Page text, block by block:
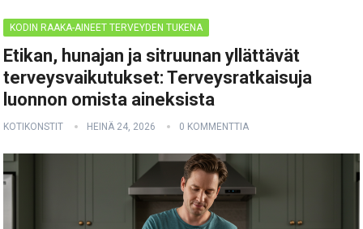
KODIN RAAKA-AINEET TERVEYDEN TUKENA
Etikan, hunajan ja sitruunan yllättävät
terveysvaikutukset: Terveysratkaisuja
luonnon omista aineksista
KOTIKONSTIT HEINÄ 24, 2026 0 KOMMENTTIA